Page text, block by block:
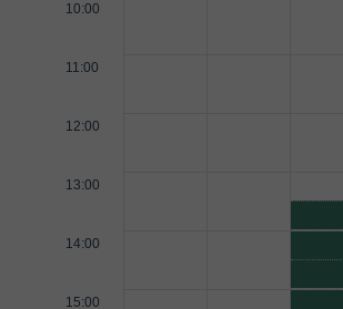
10:00
11:00
12:00
13:00
14:00
15:00